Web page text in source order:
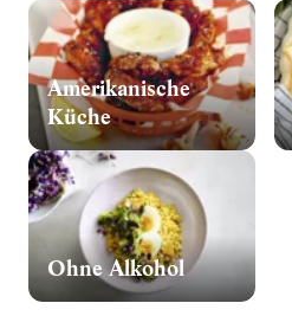
Amerikanische
Küche
Ohne Alkohol